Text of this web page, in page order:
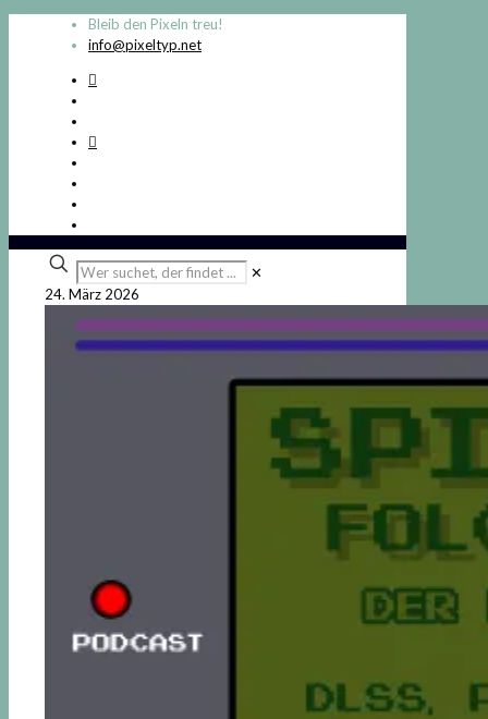
Bleib den Pixeln treu!
info@pixeltyp.net
Wer
suchet,
der
findet
...
✕
24. März 2026